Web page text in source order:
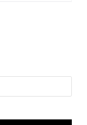
kan
produktsiden